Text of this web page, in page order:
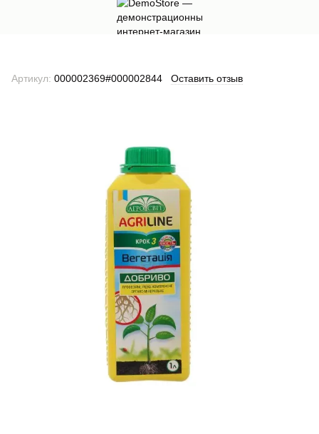
Артикул: 000002369#000002844 Оставить отзыв